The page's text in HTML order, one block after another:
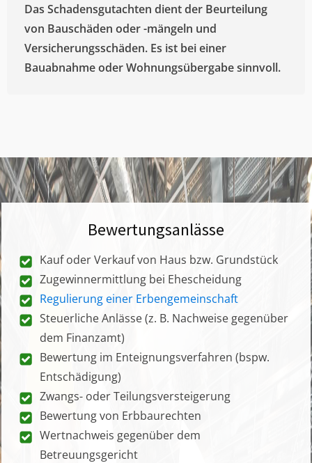
Das Schadensgutachten dient der Beurteilung
von Bauschäden oder -mängeln und
Versicherungsschäden. Es ist bei einer
Bauabnahme oder Wohnungsübergabe sinnvoll.
Bewertungsanlässe
Kauf oder Verkauf von Haus bzw. Grundstück
Zugewinnermittlung bei Ehescheidung
Regulierung einer Erbengemeinschaft
Steuerliche Anlässe (z. B. Nachweise gegenüber
dem Finanzamt)
Bewertung im Enteignungsverfahren (bspw.
Entschädigung)
Zwangs- oder Teilungsversteigerung
Bewertung von Erbbaurechten
Wertnachweis gegenüber dem
Betreuungsgericht